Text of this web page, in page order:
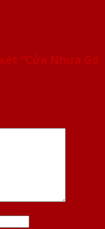
“Cửa Nhựa Gỗ